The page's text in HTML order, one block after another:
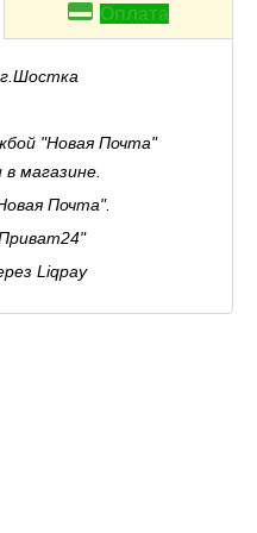
Оплата
"Новая Почта"
магазине.
Почта".
Liqpay